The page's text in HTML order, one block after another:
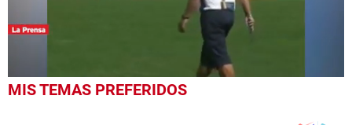
0
seconds
MIS TEMAS PREFERIDOS